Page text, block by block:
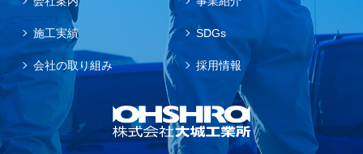
施工実績 SDGs
会社の取り組み 採用情報